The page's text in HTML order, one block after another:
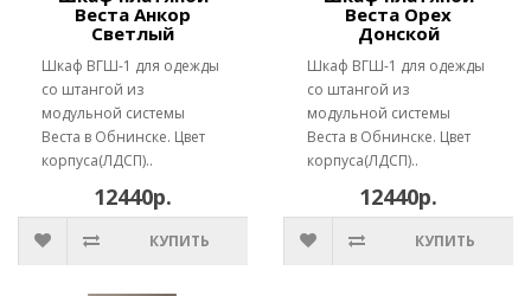
Веста Анкор
Светлый
Шкаф ВГШ-1 для одежды
со штангой из
модульной системы
Веста в Обнинске. Цвет
корпуса(ЛДСП)..
12440р.
КУПИТЬ
Веста Орех
Донской
Шкаф ВГШ-1 для одежды
со штангой из
модульной системы
Веста в Обнинске. Цвет
корпуса(ЛДСП)..
12440р.
КУПИТЬ